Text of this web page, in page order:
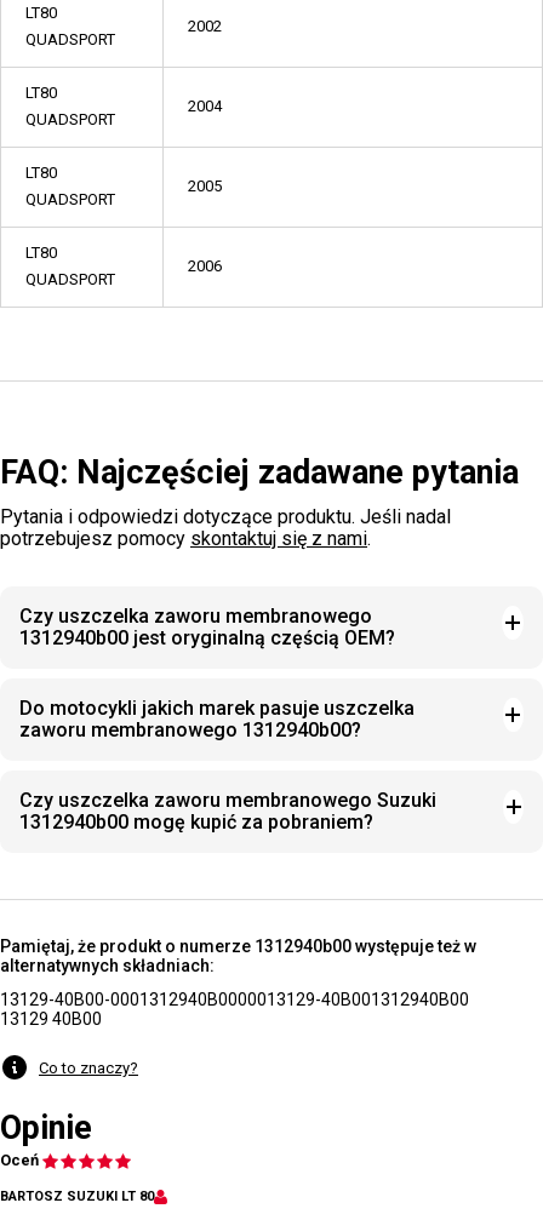
LT80
QUADSPORT
2002
LT80
QUADSPORT
2004
LT80
QUADSPORT
2005
LT80
QUADSPORT
2006
FAQ: Najczęściej zadawane pytania
Pytania i odpowiedzi dotyczące produktu. Jeśli nadal
potrzebujesz pomocy skontaktuj się z nami.
Czy uszczelka zaworu membranowego
1312940b00 jest oryginalną częścią OEM?
Do motocykli jakich marek pasuje uszczelka
zaworu membranowego 1312940b00?
Czy uszczelka zaworu membranowego Suzuki
1312940b00 mogę kupić za pobraniem?
Pamiętaj, że produkt o numerze 1312940b00 występuje też w
alternatywnych składniach:
13129-40B00-0001312940B0000013129-40B001312940B00
13129 40B00
Co to znaczy?
Opinie
Oceń
BARTOSZ SUZUKI LT 80